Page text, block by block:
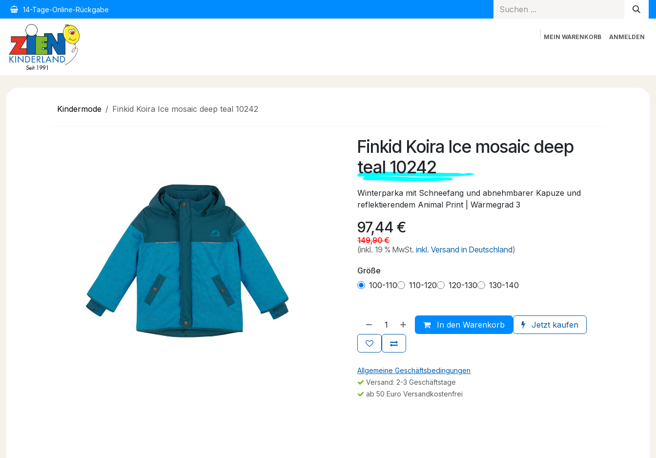
Zum Inhalt springen
14-Tage-Online-Rückgabe
MEIN WARENKORB ANMELDEN
Kindermode Finkid Koira Ice mosaic deep teal 10242
Finkid Koira Ice mosaic deep
teal 10242
Winterparka mit Schneefang und abnehmbarer Kapuze und
reflektierendem Animal Print | Wärmegrad 3
97,44 €
149,90€
(inkl. 19 % MwSt. inkl. Versand in Deutschland)
Größe
100-110
110-120 120-130 130-140
In den Warenkorb Jetzt kaufen
Allgemeine Geschäftsbedingungen
Versand: 2-3 Geschäftstage
ab 50 Euro Versandkostenfrei